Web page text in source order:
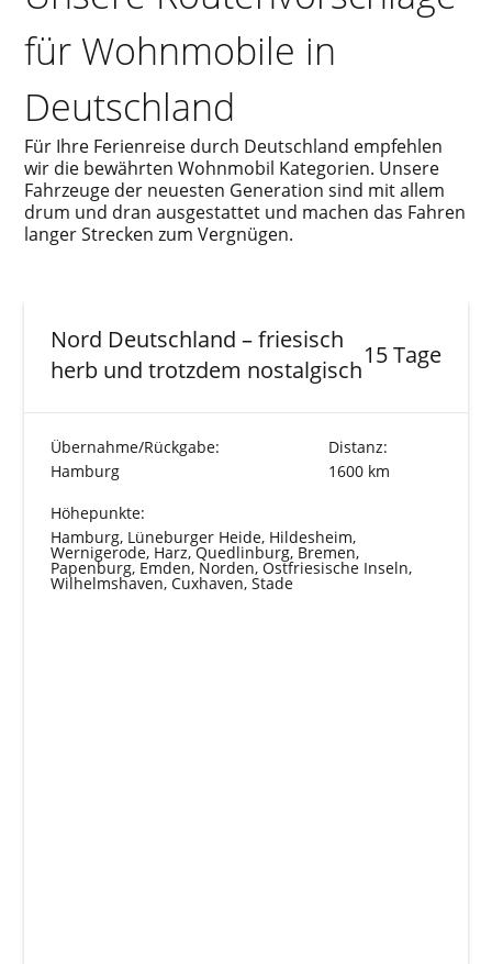
für Wohnmobile in
Deutschland
Für Ihre Ferienreise durch Deutschland empfehlen
wir die bewährten Wohnmobil Kategorien. Unsere
Fahrzeuge der neuesten Generation sind mit allem
drum und dran ausgestattet und machen das Fahren
langer Strecken zum Vergnügen.
Nord Deutschland – friesisch
herb und trotzdem nostalgisch
15 Tage
Übernahme/Rückgabe:
Hamburg
Distanz:
1600 km
Höhepunkte:
Hamburg, Lüneburger Heide, Hildesheim,
Wernigerode, Harz, Quedlinburg, Bremen,
Papenburg, Emden, Norden, Ostfriesische Inseln,
Wilhelmshaven, Cuxhaven, Stade